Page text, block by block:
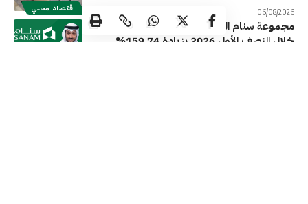
اقتصاد محلي 06/08/2026
مجموعة سنام القابضة تربح 970.1 ألف دينار
خلال النصف الأول 2026 بزيادة 159.74%